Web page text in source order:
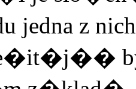
jedna z